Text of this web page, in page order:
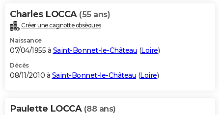
Charles LOCCA (55 ans)
Créer une cagnotte obsèques
Naissance
07/04/1955 à Saint-Bonnet-le-Château (Loire)
Décès
08/11/2010 à Saint-Bonnet-le-Château (Loire)
Paulette LOCCA (88 ans)